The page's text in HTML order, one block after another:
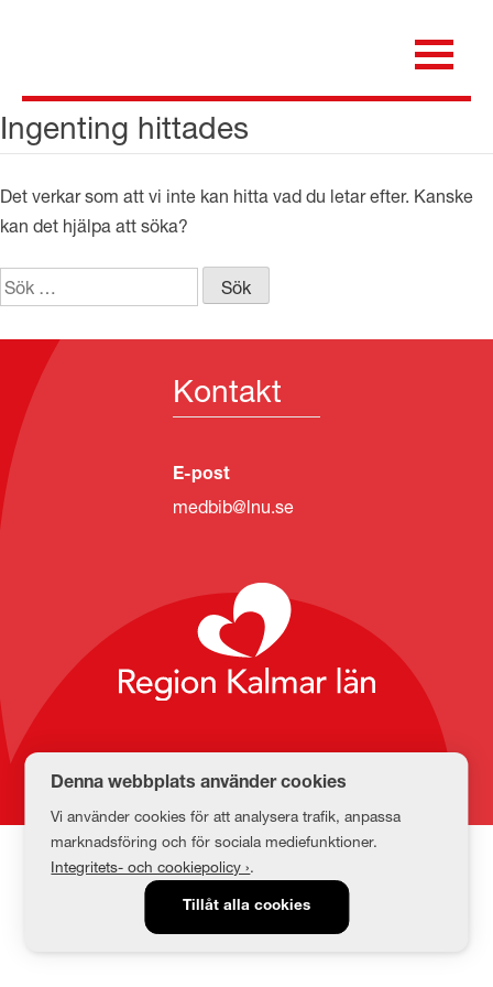
Medicinska e-biblioteket
för dig som är anställd inom Region Kalmar län
Ingenting hittades
Det verkar som att vi inte kan hitta vad du letar efter. Kanske
kan det hjälpa att söka?
Sök
efter:
Kontakt
E-post
medbib@lnu.se
Denna webbplats använder cookies
Vi använder cookies för att analysera trafik, anpassa
marknadsföring och för sociala mediefunktioner.
Integritets- och cookiepolicy ›.
Tillåt alla cookies